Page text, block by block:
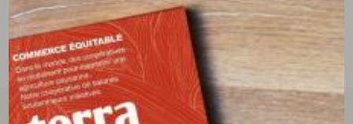
tous les avis clients écrire un avis